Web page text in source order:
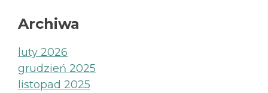
Archiwa
luty 2026
grudzień 2025
listopad 2025